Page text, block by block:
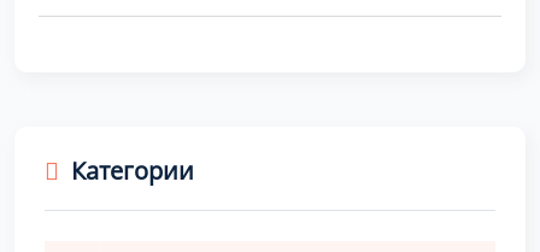
Категории